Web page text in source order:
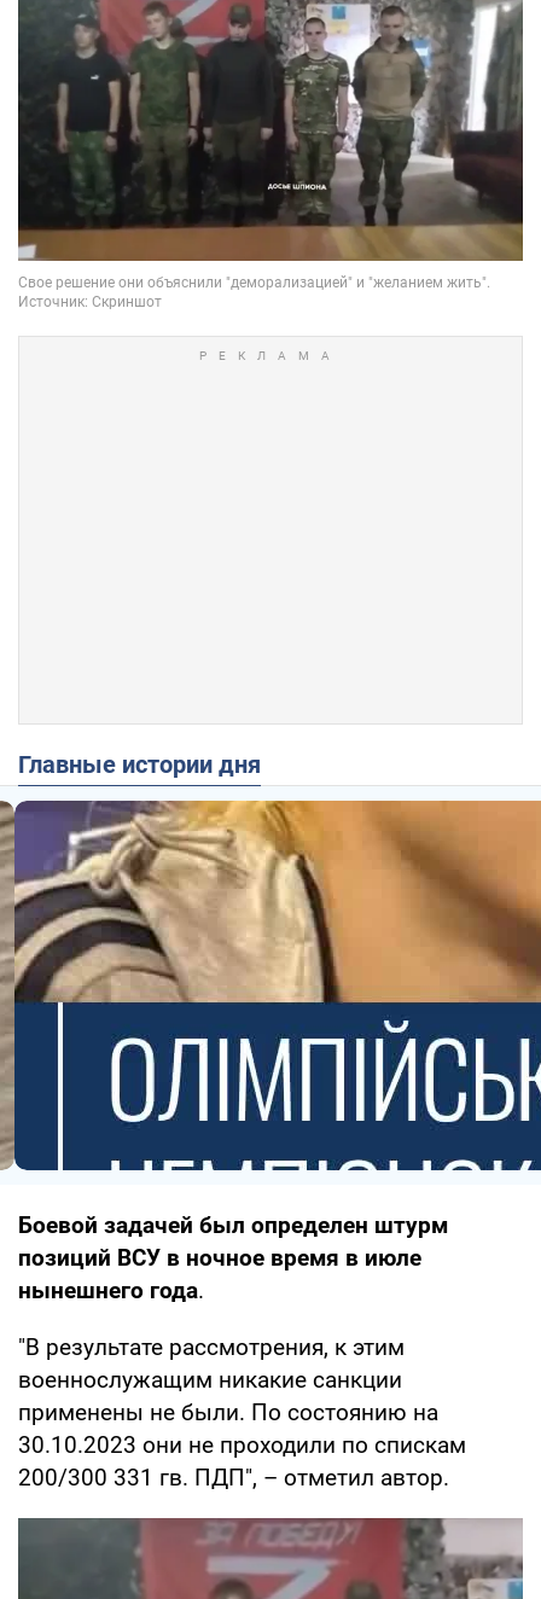
Главные истории дня
Боевой задачей был определен штурм
позиций ВСУ в ночное время в июле
нынешнего года.
"В результате рассмотрения, к этим
военнослужащим никакие санкции
применены не были. По состоянию на
30.10.2023 они не проходили по спискам
200/300 331 гв. ПДП", – отметил автор.